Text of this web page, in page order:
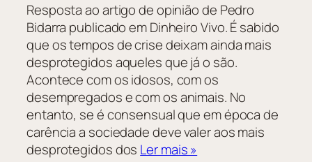
Resposta ao artigo de opinião de Pedro
Bidarra publicado em Dinheiro Vivo. É sabido
que os tempos de crise deixam ainda mais
desprotegidos aqueles que já o são.
Acontece com os idosos, com os
desempregados e com os animais. No
entanto, se é consensual que em época de
carência a sociedade deve valer aos mais
desprotegidos dos Ler mais »